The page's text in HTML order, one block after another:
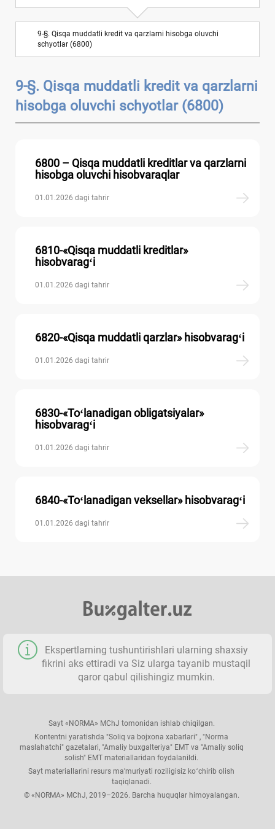
VII BOʻLIM. Uzoq muddatli majburiyatlar 6
VIII BOʻLIM. Kapital, taqsimlangan foyda va
rezervlar
IX BOʻLIM. Daromadlar va хarajatlar 10
9-§. Qisqa muddatli kredit va qarzlarni hisobga oluvchi
schyotlar (6800)
9-§. Qisqa muddatli kredit va qarzlarni
hisobga oluvchi schyotlar (6800)
6800 – Qisqa muddatli kreditlar va qarzlarni
hisobga oluvchi hisobvaraqlar
01.01.2026 dagi tahrir
6810-«Qisqa muddatli kreditlar»
hisobvaragʻi
01.01.2026 dagi tahrir
6820-«Qisqa muddatli qarzlar» hisobvaragʻi
01.01.2026 dagi tahrir
6830-«Toʻlanadigan obligatsiyalar»
hisobvaragʻi
01.01.2026 dagi tahrir
6840-«Toʻlanadigan veksellar» hisobvaragʻi
01.01.2026 dagi tahrir
Ekspertlarning tushuntirishlari ularning shaхsiy
fikrini aks ettiradi va Siz ularga tayanib mustaqil
qaror qabul qilishingiz mumkin.
Sayt «NORMA» MChJ tomonidan ishlab chiqilgan.
Kontentni yaratishda "Soliq va bojхona хabarlari" , "Norma
maslahatchi" gazetalari, "Amaliy buхgalteriya" EMT va "Amaliy soliq
solish" EMT materiallaridan foydalanildi.
Sayt materiallarini resurs ma’muriyati roziligisiz koʻchirib olish
taqiqlanadi.
© «NORMA» MChJ, 2019–2026. Barcha huquqlar himoyalangan.